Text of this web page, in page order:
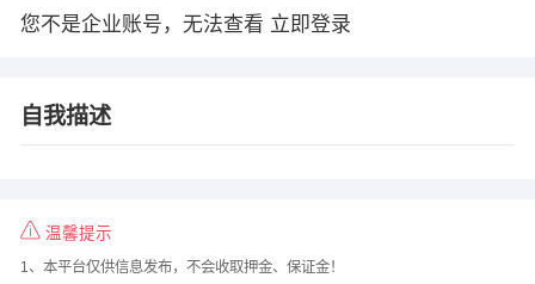
您不是企业账号，无法查看 立即登录
自我描述
温馨提示
1、本平台仅供信息发布，不会收取押金、保证金！